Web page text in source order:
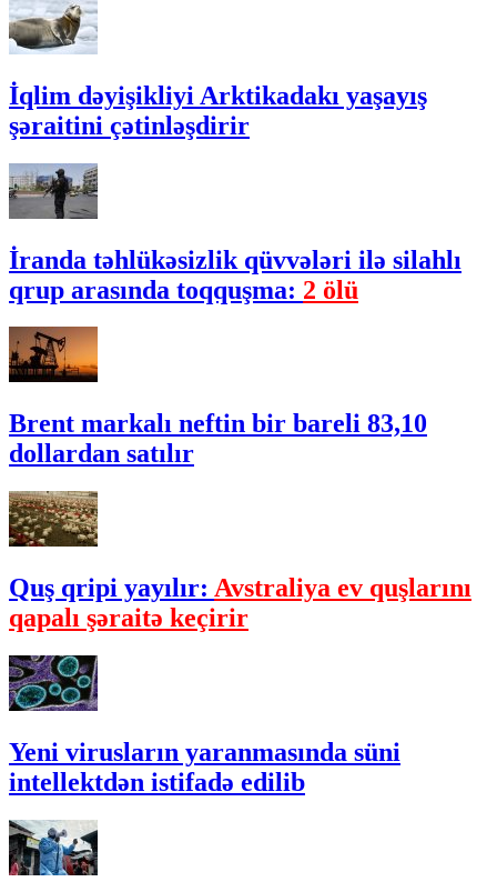
İqlim dəyişikliyi Arktikadakı yaşayış
şəraitini çətinləşdirir
İranda təhlükəsizlik qüvvələri ilə silahlı
qrup arasında toqquşma: 2 ölü
Brent markalı neftin bir bareli 83,10
dollardan satılır
Quş qripi yayılır: Avstraliya ev quşlarını
qapalı şəraitə keçirir
Yeni virusların yaranmasında süni
intellektdən istifadə edilib